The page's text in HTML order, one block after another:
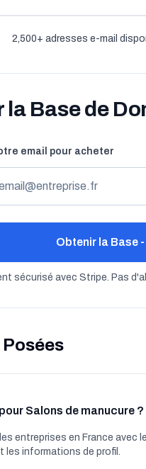
2,500+ adresses e-mail
la Base de
email pour acheter
Obtenir la Base
sécurisé avec Stripe. Pas
Salons de manucure ?
entreprises en France avec
les informations de profil.